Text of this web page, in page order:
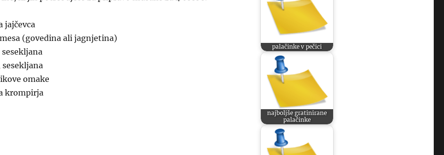
jajčevca
(govedina ali jagnjetina)
sesekljana
sesekljana
omake
krompirja
palačinke v pečici
najboljše gratinirane
palačinke